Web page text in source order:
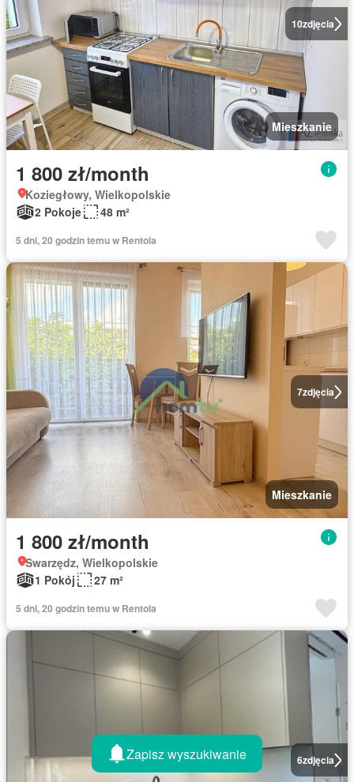
10zdjęcia
Mieszkanie
1 800 zł/month
Koziegłowy, Wielkopolskie
2 Pokoje
48 m²
5 dni, 20 godzin temu w Rentola
7zdjęcia
Mieszkanie
1 800 zł/month
Swarzędz, Wielkopolskie
1 Pokój
27 m²
5 dni, 20 godzin temu w Rentola
6zdjęcia
Zapisz wyszukiwanie